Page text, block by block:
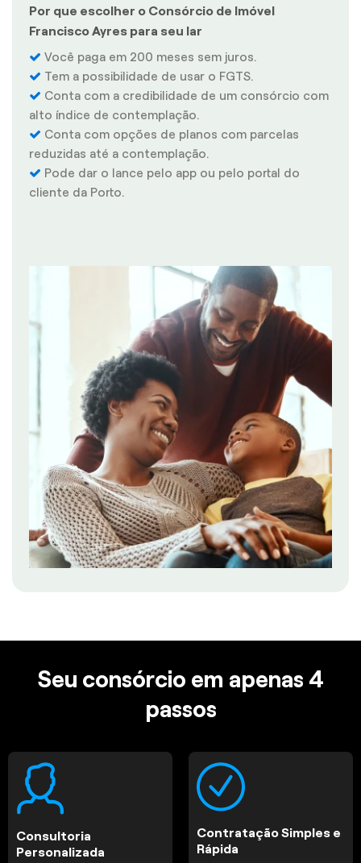
Por que escolher o Consórcio de Imóvel
Francisco Ayres para seu lar
Você paga em 200 meses sem juros.
Tem a possibilidade de usar o FGTS.
Conta com a credibilidade de um consórcio com
alto índice de contemplação.
Conta com opções de planos com parcelas
reduzidas até a contemplação.
Pode dar o lance pelo app ou pelo portal do
cliente da Porto.
Seu consórcio em apenas 4
passos
Consultoria
Personalizada
Contratação Simples e
Rápida